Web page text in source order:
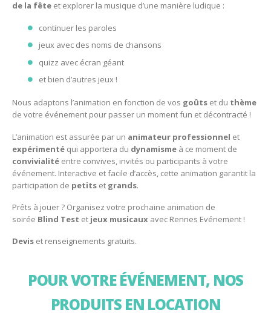
de la fête et explorer la musique d’une manière ludique :
continuer les paroles
jeux avec des noms de chansons
quizz avec écran géant
et bien d’autres jeux !
Nous adaptons l’animation en fonction de vos goûts et du thème
de votre événement pour passer un moment fun et décontracté !
L’animation est assurée par un animateur professionnel et
expérimenté qui apportera du dynamisme à ce moment de
convivialité entre convives, invités ou participants à votre
événement. Interactive et facile d’accès, cette animation garantit la
participation de petits et grands.
Prêts à jouer ? Organisez votre prochaine animation de
soirée Blind Test et jeux musicaux avec Rennes Evénement !
Devis et renseignements gratuits.
POUR VOTRE ÉVÉNEMENT, NOS
PRODUITS EN LOCATION